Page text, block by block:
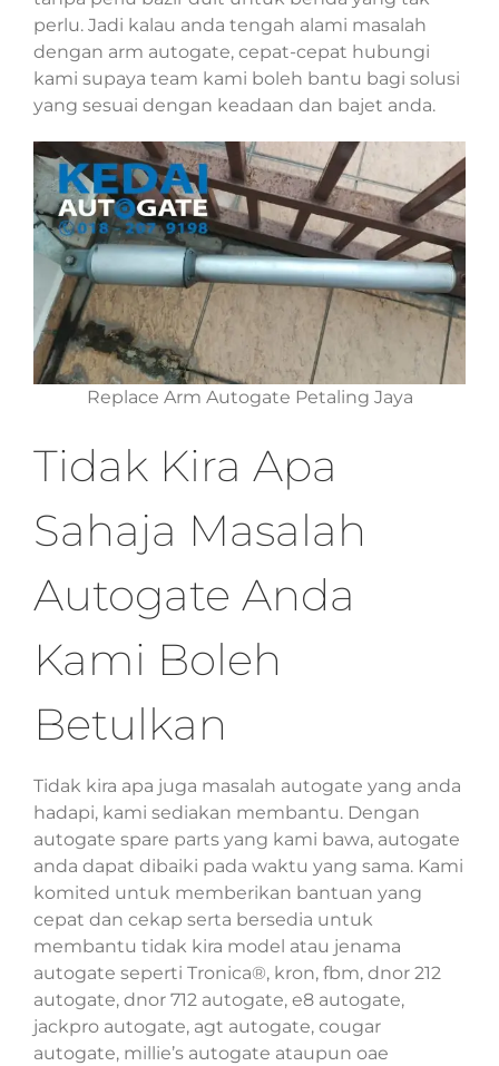
perlu. Jadi kalau anda tengah alami masalah
dengan arm autogate, cepat-cepat hubungi
kami supaya team kami boleh bantu bagi solusi
yang sesuai dengan keadaan dan bajet anda.
Replace Arm Autogate Petaling Jaya
Tidak Kira Apa
Sahaja Masalah
Autogate Anda
Kami Boleh
Betulkan
Tidak kira apa juga masalah autogate yang anda
hadapi, kami sediakan membantu. Dengan
autogate spare parts yang kami bawa, autogate
anda dapat dibaiki pada waktu yang sama. Kami
komited untuk memberikan bantuan yang
cepat dan cekap serta bersedia untuk
membantu tidak kira model atau jenama
autogate seperti Tronica®, kron, fbm, dnor 212
autogate, dnor 712 autogate, e8 autogate,
jackpro autogate, agt autogate, cougar
autogate, millie’s autogate ataupun oae